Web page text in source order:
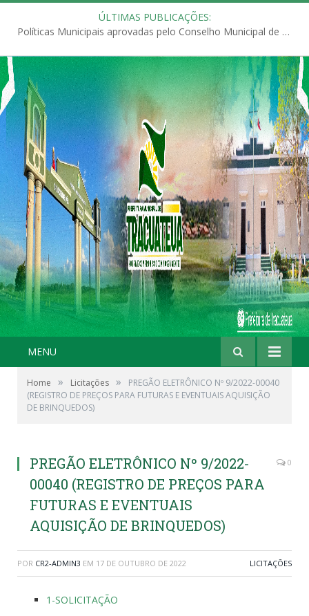
ÚLTIMAS PUBLICAÇÕES:
Políticas Municipais aprovadas pelo Conselho Municipal de Educação (CME)
MENU
Home » Licitações »
PREGÃO ELETRÔNICO Nº 9/2022-00040
(REGISTRO DE PREÇOS PARA FUTURAS E EVENTUAIS AQUISIÇÃO
DE BRINQUEDOS)
PREGÃO ELETRÔNICO Nº 9/2022-
00040 (REGISTRO DE PREÇOS PARA
FUTURAS E EVENTUAIS
AQUISIÇÃO DE BRINQUEDOS)
0
POR CR2-ADMIN3 EM 17 DE OUTUBRO DE 2022 LICITAÇÕES
1-SOLICITAÇÃO